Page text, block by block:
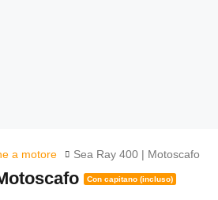
a motore Sea Ray 400 | Motoscafo
Con capitano (incluso)